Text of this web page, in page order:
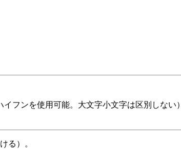
フンを使用可能。大文字小文字は区別しない）
る）。